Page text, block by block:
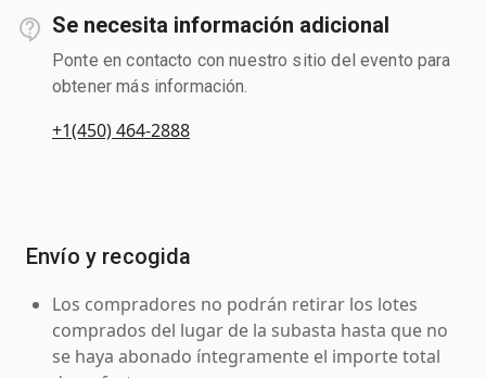
Se necesita información adicional
Ponte en contacto con nuestro sitio del evento para
obtener más información.
+1(450) 464-2888
Envío y recogida
Los compradores no podrán retirar los lotes
comprados del lugar de la subasta hasta que no
se haya abonado íntegramente el importe total